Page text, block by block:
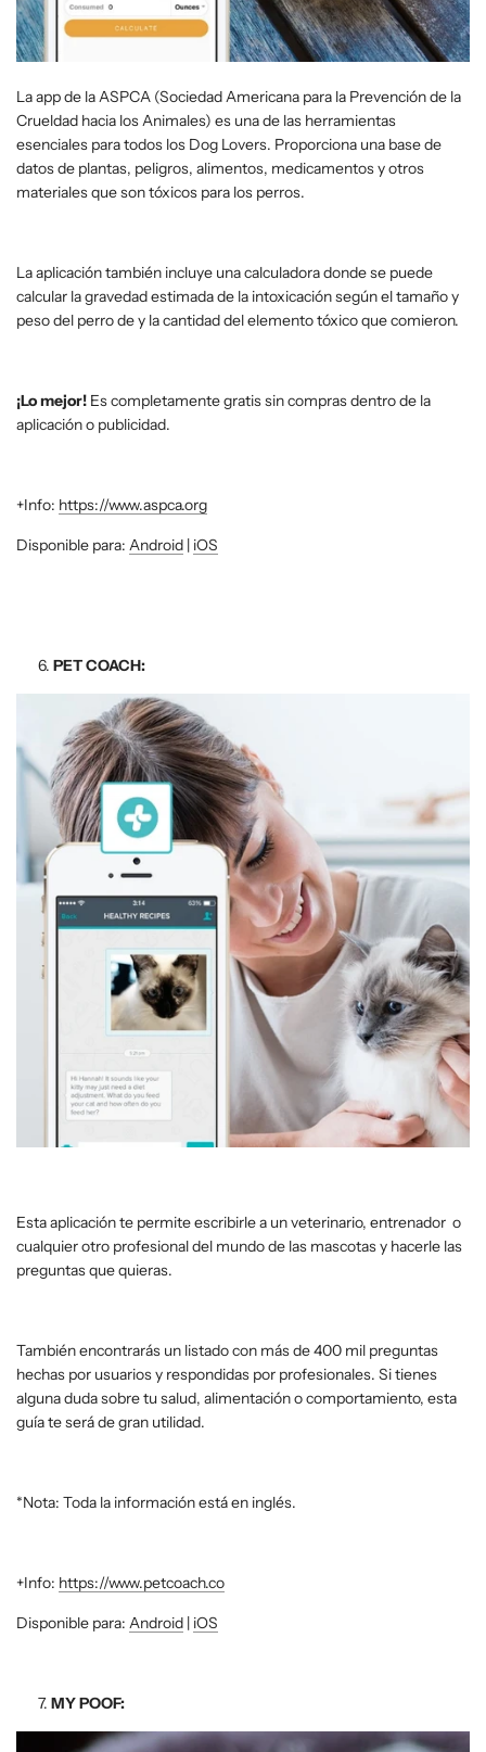
La app de la ASPCA (Sociedad Americana para la Prevención de la
Crueldad hacia los Animales) es una de las herramientas
esenciales para todos los Dog Lovers. Proporciona una base de
datos de plantas, peligros, alimentos, medicamentos y otros
materiales que son tóxicos para los perros.
La aplicación también incluye una calculadora donde se puede
calcular la gravedad estimada de la intoxicación según el tamaño y
peso del perro de y la cantidad del elemento tóxico que comieron.
¡Lo mejor! Es completamente gratis sin compras dentro de la
aplicación o publicidad.
+Info: https://www.aspca.org
Disponible para: Android | iOS
PET COACH:
Esta aplicación te permite escribirle a un veterinario, entrenador o
cualquier otro profesional del mundo de las mascotas y hacerle las
preguntas que quieras.
También encontrarás un listado con más de 400 mil preguntas
hechas por usuarios y respondidas por profesionales. Si tienes
alguna duda sobre tu salud, alimentación o comportamiento, esta
guía te será de gran utilidad.
*Nota: Toda la información está en inglés.
+Info: https://www.petcoach.co
Disponible para: Android | iOS
MY POOF: